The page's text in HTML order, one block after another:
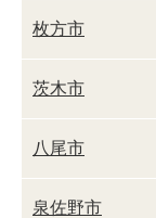
枚方市
茨木市
八尾市
泉佐野市